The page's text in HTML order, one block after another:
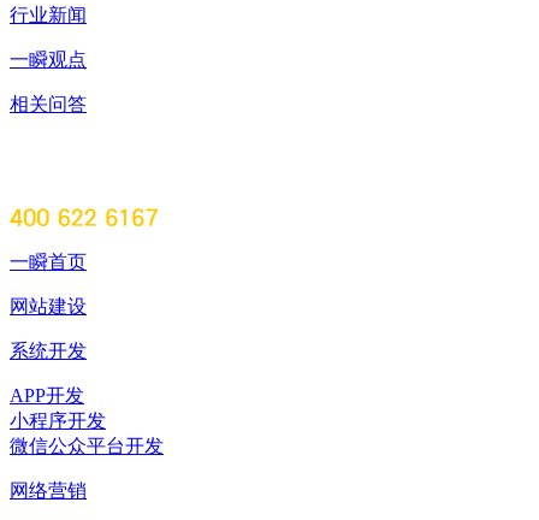
行业新闻
一瞬观点
相关问答
一瞬首页
网站建设
系统开发
APP开发
小程序开发
微信公众平台开发
网络营销